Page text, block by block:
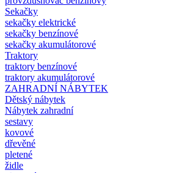
Sekačky
sekačky elektrické
sekačky benzínové
sekačky akumulátorové
Traktory
traktory benzínové
traktory akumulátorové
ZAHRADNÍ NÁBYTEK
Dětský nábytek
Nábytek zahradní
sestavy
kovové
dřevěné
pletené
židle